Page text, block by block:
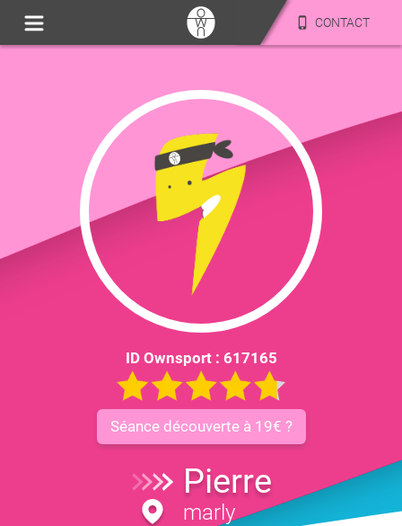
CONTACT
ID Ownsport : 617165
Séance découverte à 19€ ?
Pierre
marly